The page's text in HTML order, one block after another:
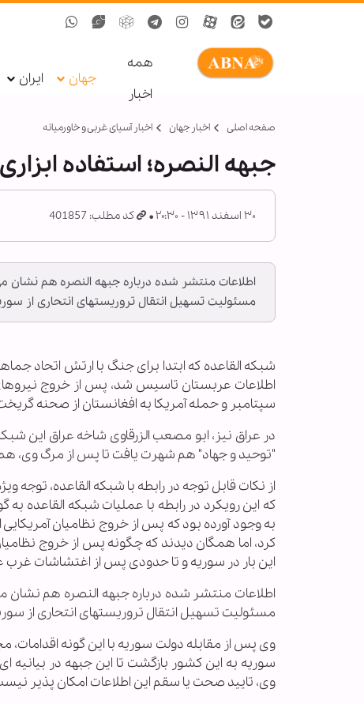
همه
اخبار
جهان ایران
صفحه اصلی اخبار جهان اخبار آسیای غربی و خاورمیانه
جبهه النصره؛ استفاده
۳۰ اسفند ۱۳۹۱ - ۲۰:۳۰ کد مطلب: 401857
اطلاعات منتشر شده درباره جبهه النصره هم نشان
مسئولیت تسهیل انتقال تروریستهای انتحاری از
شبکه القاعده که ابتدا برای جنگ با ارتش اتحاد
سپتامبر و حمله آمریکا به افغانستان از صحنه گریخت
در عراق نیز، ابو مصعب الزرقاوی شاخه عراق این
"توحید و جهاد" هم شهرت یافت تا پس از مرگ وی، هم
از نکات قابل توجه در رابطه با شبکه القاعده،
که این رویکرد در رابطه با عملیات شبکه القاعده
به وجود آورده بود که پس از خروج نظامیان
کرد، اما همگان دیدند که چگونه پس از خروج
این بار در سوریه و تا حدودی پس از اغتشاشات غرب
اطلاعات منتشر شده درباره جبهه النصره هم نشان
مسئولیت تسهیل انتقال تروریستهای انتحاری از
وی پس از مقابله دولت سوریه با این گونه
سوریه به این کشور بازگشت تا این جبهه در
وی، تایید صحت یا سقم این اطلاعات امکان پذیر